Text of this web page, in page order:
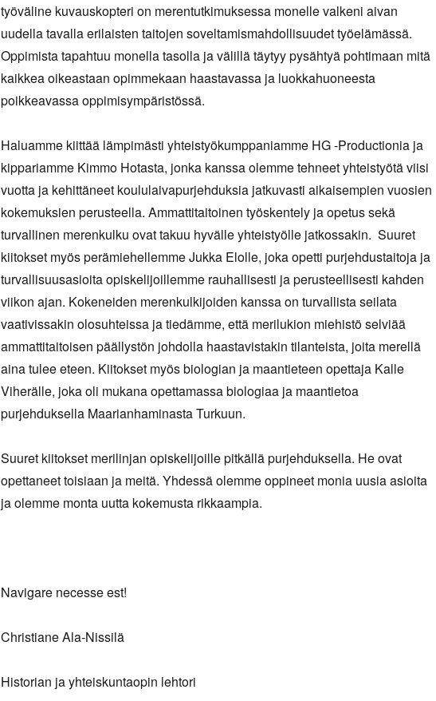
työväline kuvauskopteri on merentutkimuksessa monelle valkeni aivan
uudella tavalla erilaisten taitojen soveltamismahdollisuudet työelämässä.
Oppimista tapahtuu monella tasolla ja välillä täytyy pysähtyä pohtimaan mitä
kaikkea oikeastaan opimmekaan haastavassa ja luokkahuoneesta
poikkeavassa oppimisympäristössä.
Haluamme kiittää lämpimästi yhteistyökumppaniamme HG -Productionia ja
kippariamme Kimmo Hotasta, jonka kanssa olemme tehneet yhteistyötä viisi
vuotta ja kehittäneet koululaivapurjehduksia jatkuvasti aikaisempien vuosien
kokemuksien perusteella. Ammattitaitoinen työskentely ja opetus sekä
turvallinen merenkulku ovat takuu hyvälle yhteistyölle jatkossakin. Suuret
kiitokset myös perämiehellemme Jukka Elolle, joka opetti purjehdustaitoja ja
turvallisuusasioita opiskelijoillemme rauhallisesti ja perusteellisesti kahden
viikon ajan. Kokeneiden merenkulkijoiden kanssa on turvallista seilata
vaativissakin olosuhteissa ja tiedämme, että merilukion miehistö selviää
ammattitaitoisen päällystön johdolla haastavistakin tilanteista, joita merellä
aina tulee eteen. Kiitokset myös biologian ja maantieteen opettaja Kalle
Viherälle, joka oli mukana opettamassa biologiaa ja maantietoa
purjehduksella Maarianhaminasta Turkuun.
Suuret kiitokset merilinjan opiskelijoille pitkällä purjehduksella. He ovat
opettaneet toisiaan ja meitä. Yhdessä olemme oppineet monia uusia asioita
ja olemme monta uutta kokemusta rikkaampia.
Navigare necesse est!
Christiane Ala-Nissilä
Historian ja yhteiskuntaopin lehtori